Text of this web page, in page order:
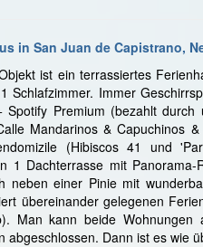
in San Juan de Capistrano,
ist ein terrassiertes
Immer
Premium (bezahlt
Mandarinos & Capuchinos
(Hibiscos 41 und
1 Dachterrasse mit Panorama-
neben einer Pinie mit
übereinander gelegenen
Man kann beide
Dann ist es wie